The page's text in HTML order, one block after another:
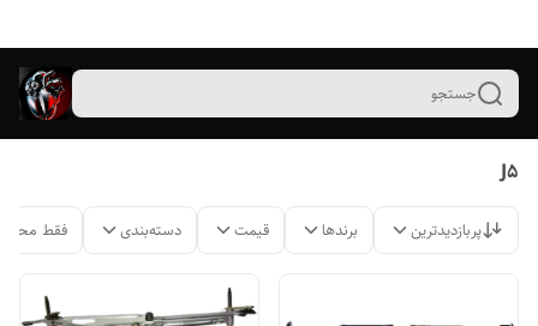
جستجو
J5
پربازدیدترین برندها قیمت دسته‌بندی فقط